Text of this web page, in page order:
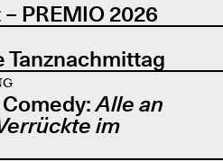
PREMIO 2026
Tanznachmittag
Comedy:Alle an
im